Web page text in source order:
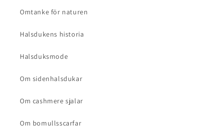
Omtanke för naturen
Halsdukens historia
Halsduksmode
Om sidenhalsdukar
Om cashmere sjalar
Om bomullsscarfar